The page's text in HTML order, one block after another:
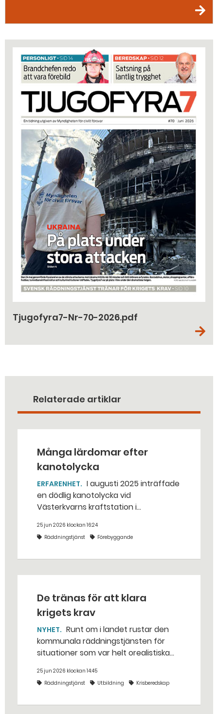
Tjugofyra7-Nr-70-2026.pdf
Relaterade artiklar
Många lärdomar efter
kanotolycka
ERFARENHET
en dödlig kanotolycka vid
Västerkvarns kraftstation i
25 jun 2026 klockan 16:24
Räddningstjänst
Förebyggande
De tränas för att klara
krigets krav
NYHET
kommunala räddningstjänsten för
situationer som var helt orealistiska
bakhåll, utspridda granater och hot
från livsfarliga drönare i det
25 jun 2026 klockan 14:45
Räddningstjänst
Utbildning Krisberedskap